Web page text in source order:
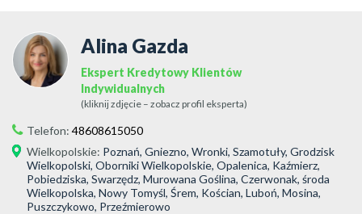
Alina Gazda
Ekspert Kredytowy Klientów
Indywidualnych
(kliknij zdjęcie – zobacz profil eksperta)
Telefon: 48608615050
Wielkopolskie: Poznań, Gniezno, Wronki, Szamotuły, Grodzisk
Wielkopolski, Oborniki Wielkopolskie, Opalenica, Kaźmierz,
Pobiedziska, Swarzędz, Murowana Goślina, Czerwonak, środa
Wielkopolska, Nowy Tomyśl, Śrem, Kościan, Luboń, Mosina,
Puszczykowo, Przeźmierowo